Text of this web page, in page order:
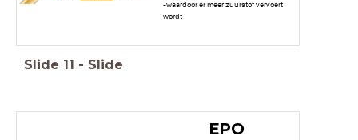
-waardoor er meer zuurstof vervoert
wordt
Slide 11 - Slide
EPO